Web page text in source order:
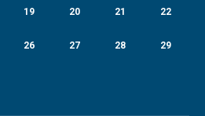
19 20 21 22
26 27 28 29